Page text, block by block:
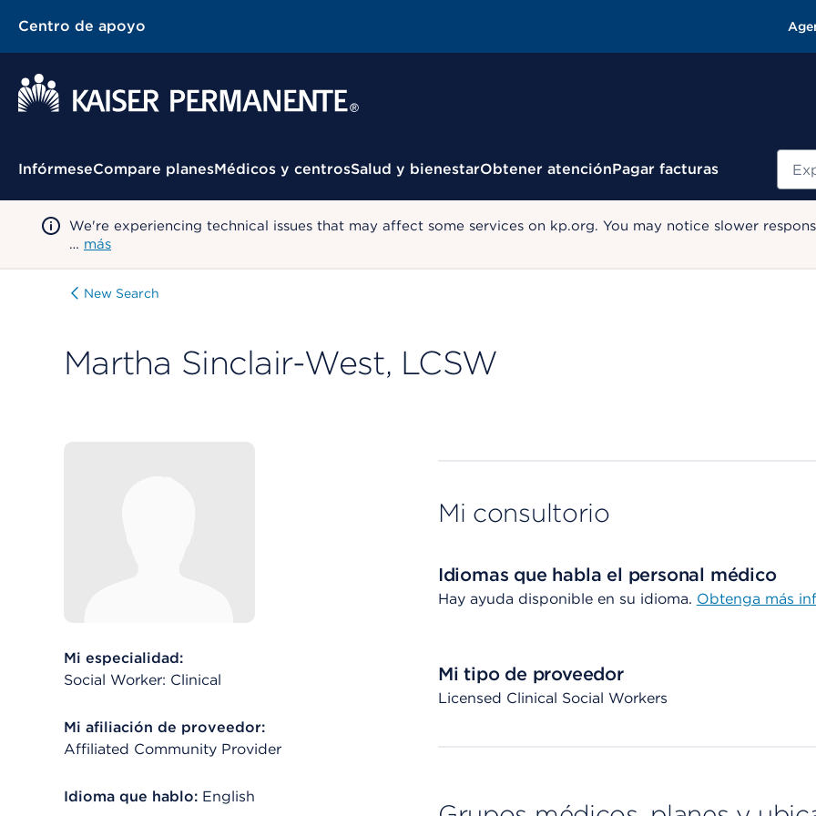
Centro de apoyo
Menú contextual
InfórmeseCompare planesMédicos y centrosSalud y bienestarObtener atenciónPagar facturas
We're experiencing technical issues that may affect some services on kp.org. You may notice slower
… más
New Search
Martha Sinclair-West, LCSW
Mi especialidad:
Social Worker: Clinical
Mi afiliación de proveedor:
Affiliated Community Provider
Idioma que hablo: English
Mi consultorio
Idiomas que habla el personal médico
Hay ayuda disponible en su idioma. Obtenga más
Mi tipo de proveedor
Licensed Clinical Social Workers